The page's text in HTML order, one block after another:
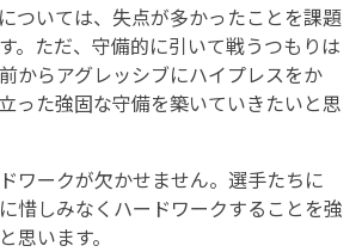
ついては、失点が多かったことを課題
。ただ、守備的に引いて戦うつもりは
からアグレッシブにハイプレスをか
った強固な守備を築いていきたいと思
ワークが欠かせません。選手たちに
惜しみなくハードワークすることを強
思います。